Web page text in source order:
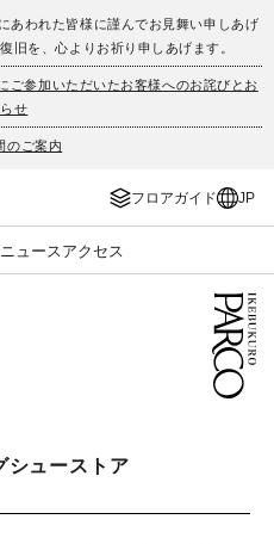
あわれた皆様に謹んでお見舞い申しあげ
旧を、心よりお祈り申しあげます。
ご参加いただいたお客様へのお詫びとお
せ
のご案内
フロアガイド JP
ニュース アクセス
シューストア